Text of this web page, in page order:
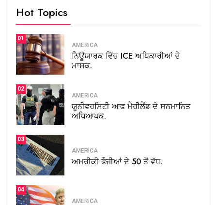
Hot Topics
01
AMERICA
ਨਿਊਯਾਰਕ ਵਿੱਚ ICE ਅਧਿਕਾਰੀਆਂ ਦੇ
ਮਾਸਕ.
02
AMERICA
ਯੂਨੀਵਰਸਿਟੀ ਆਫ ਮੈਰੀਲੈਂਡ ਦੇ ਸਨਮਾਨਿਤ
ਅਧਿਆਪਕ.
03
AMERICA
ਅਮਰੀਕੀ ਫੌਜੀਆਂ ਦੇ 50 ਤੋਂ ਵੱਧ.
04
AMERICA